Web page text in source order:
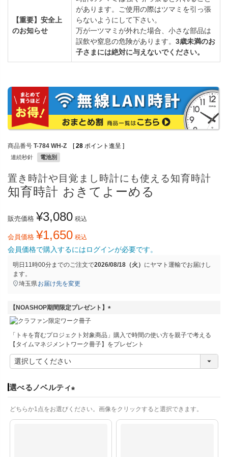
【重要】安全上
のお知らせ
があります。ご使用の際はツマミを引っ張
らないようにして下さい。
万が一ツマミが外れた場合、小さな部品は
誤飲や窒息の危険があります。 3歳未満のお
子さまには絶対に与えないでください。
商品番号 T-784 WH-Z [ 28 ポイント進呈 ]
連続秒針 電池別
置き時計や目覚まし時計にも使える知育時計
知育時計 おきてよーめる
販売価格 ¥3,080 税込
会員価格 ¥1,650 税込
会員価格で購入するにはログインが必要です。
明日 11時00分までのご注文で2026/08/18（火） にヤマト運輸でお届けし
ます。
埼玉県 お届け先を変更
【NOASHOP期間限定プレゼント】
須
)
「トキを育むプロジェクト対象商品」購入で時間の使い方を親子で考える
【タイムマネジメントワーク冊子】をプレゼント
選べるノベルティ
必
どちらか1点をお選びください。画像をクリックすると選択できます。